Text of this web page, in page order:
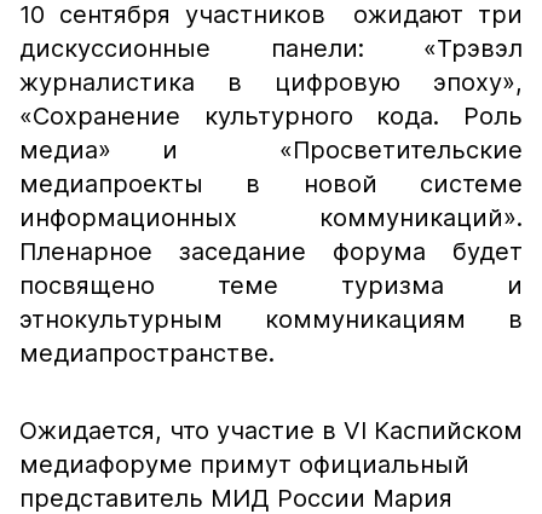
10 сентября участников ожидают три
дискуссионные панели: «Трэвэл
журналистика в цифровую эпоху»,
«Сохранение культурного кода. Роль
медиа» и «Просветительские
медиапроекты в новой системе
информационных коммуникаций».
Пленарное заседание форума будет
посвящено теме туризма и
этнокультурным коммуникациям в
медиапространстве.
Ожидается, что участие в VI Каспийском
медиафоруме примут официальный
представитель МИД России Мария